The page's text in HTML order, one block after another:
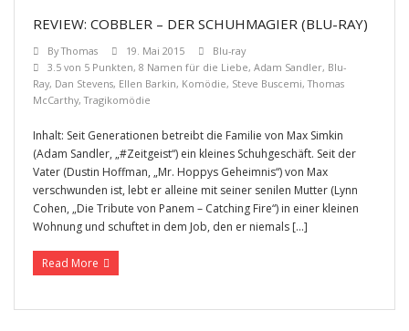
REVIEW: COBBLER – DER SCHUHMAGIER (BLU-RAY)
ByThomas 19. Mai 2015
Blu-ray
3.5 von 5 Punkten, 8 Namen für die Liebe, Adam Sandler, Blu-
Ray, Dan Stevens, Ellen Barkin, Komödie, Steve Buscemi,Thomas
McCarthy,Tragikomödie
Inhalt: Seit Generationen betreibt die Familie von Max Simkin
(Adam Sandler, „#Zeitgeist“) ein kleines Schuhgeschäft. Seit der
Vater (Dustin Hoffman, „Mr. Hoppys Geheimnis“) von Max
verschwunden ist, lebt er alleine mit seiner senilen Mutter (Lynn
Cohen, „Die Tribute von Panem – Catching Fire“) in einer kleinen
Wohnung und schuftet in dem Job, den er niemals […]
Read More